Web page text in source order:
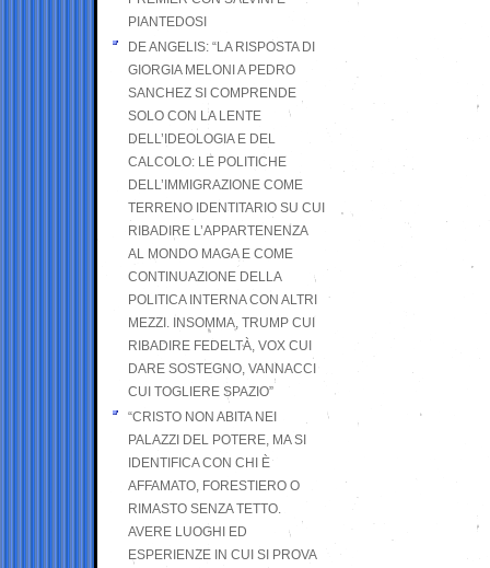
PIANTEDOSI
DE ANGELIS: “LA RISPOSTA DI
GIORGIA MELONI A PEDRO
SANCHEZ SI COMPRENDE
SOLO CON LA LENTE
DELL’IDEOLOGIA E DEL
CALCOLO: LE POLITICHE
DELL’IMMIGRAZIONE COME
TERRENO IDENTITARIO SU CUI
RIBADIRE L’APPARTENENZA
AL MONDO MAGA E COME
CONTINUAZIONE DELLA
POLITICA INTERNA CON ALTRI
MEZZI. INSOMMA, TRUMP CUI
RIBADIRE FEDELTÀ, VOX CUI
DARE SOSTEGNO, VANNACCI
CUI TOGLIERE SPAZIO”
“CRISTO NON ABITA NEI
PALAZZI DEL POTERE, MA SI
IDENTIFICA CON CHI È
AFFAMATO, FORESTIERO O
RIMASTO SENZA TETTO.
AVERE LUOGHI ED
ESPERIENZE IN CUI SI PROVA